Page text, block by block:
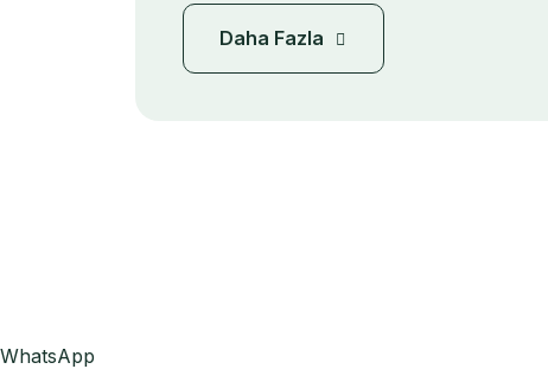
Daha Fazla
WhatsApp